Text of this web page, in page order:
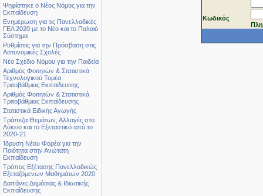
Ψηφίστηκε ο Νέος Νόμος για την
Εκπαίδευση
Ενημέρωση για τις Πανελλαδικές
ΓΕΛ 2020 με το Νέο και το Παλαιό
Σύστημα
Ρυθμίσεις για την Πρόσβαση στις
Αστυνομικές Σχολές
Νέο Σχέδιο Νόμου για την Παιδεία
Αριθμός Φοιτητών & Στατιστικά
Τεχνολογικού Τομέα
Τριτοβάθμιας Εκπαίδευσης
Αριθμός Φοιτητών & Στατιστικά
Τριτοβάθμιας Εκπαίδευσης
Στατιστικά Ειδικής Αγωγής
Τράπεζα Θεμάτων, Αλλαγές στο
Λύκειο και το Εξεταστικό από το
2020-21
Ίδρυση Νέου Φορέα για την
Ποιότητα στην Ανώτατη
Εκπαίδευση
Τρόπος Εξέτασης Πανελλαδικώς
Εξεταζόμενων Μαθημάτων 2020
Δαπάνες Δημόσιας & Ιδιωτικής
Εκπαίδευσης
Κωδικός